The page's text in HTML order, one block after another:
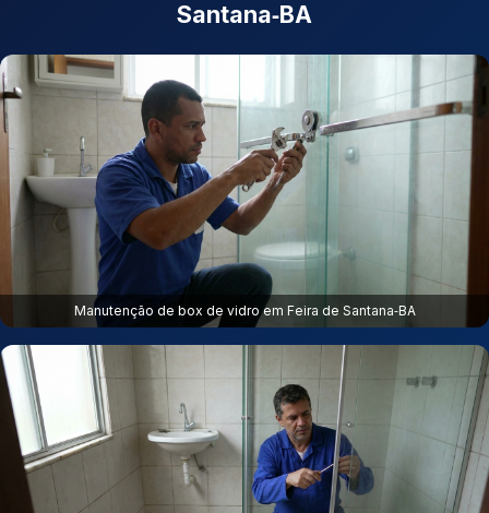
Santana‑BA
Manutenção de box de vidro em Feira de Santana‑BA